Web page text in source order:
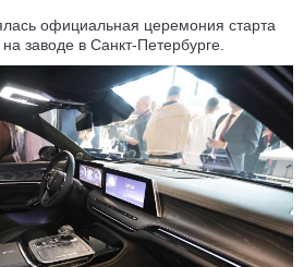
официальная церемония старта
заводе в Санкт-Петербурге.